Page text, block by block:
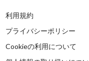
利用規約
プライバシーポリシー
Cookieの利用について